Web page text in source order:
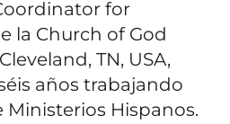
for
la Church of God
TN, USA,
años trabajando
Hispanos.